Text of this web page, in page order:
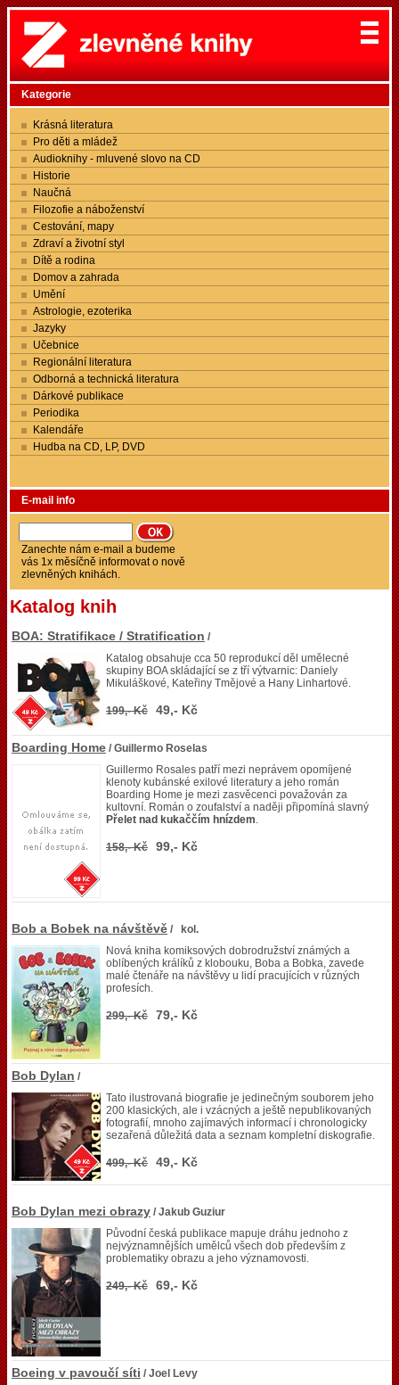
Kategorie
Krásná literatura
Pro děti a mládež
Audioknihy - mluvené slovo na CD
Historie
Naučná
Filozofie a náboženství
Cestování, mapy
Zdraví a životní styl
Dítě a rodina
Domov a zahrada
Umění
Astrologie, ezoterika
Jazyky
Učebnice
Regionální literatura
Odborná a technická literatura
Dárkové publikace
Periodika
Kalendáře
Hudba na CD, LP, DVD
E-mail info
Zanechte nám e-mail a budeme
vás 1x měsíčně informovat o nově
zlevněných knihách.
Katalog knih
BOA: Stratifikace / Stratification /
Katalog obsahuje cca 50 reprodukcí děl umělecné
skupiny BOA skládající se z tří výtvarnic: Daniely
Mikuláškové, Kateřiny Tmějové a Hany Linhartové.
199,- Kč 49,- Kč
Boarding Home / Guillermo Roselas
Guillermo Rosales patří mezi neprávem opomíjené
klenoty kubánské exilové literatury a jeho román
Boarding Home je mezi zasvěcenci považován za
kultovní. Román o zoufalství a naději připomíná slavný
Přelet nad kukaččím hnízdem.
158,- Kč 99,- Kč
Bob a Bobek na návštěvě / kol.
Nová kniha komiksových dobrodružství známých a
oblíbených králíků z klobouku, Boba a Bobka, zavede
malé čtenáře na návštěvy u lidí pracujících v různých
profesích.
299,- Kč 79,- Kč
Bob Dylan /
Tato ilustrovaná biografie je jedinečným souborem jeho
200 klasických, ale i vzácných a ještě nepublikovaných
fotografií, mnoho zajímavých informací i chronologicky
sezařená důležitá data a seznam kompletní diskografie.
499,- Kč 49,- Kč
Bob Dylan mezi obrazy / Jakub Guziur
Původní česká publikace mapuje dráhu jednoho z
nejvýznamnějších umělců všech dob především z
problematiky obrazu a jeho významovosti.
249,- Kč 69,- Kč
Boeing v pavoučí síti / Joel Levy